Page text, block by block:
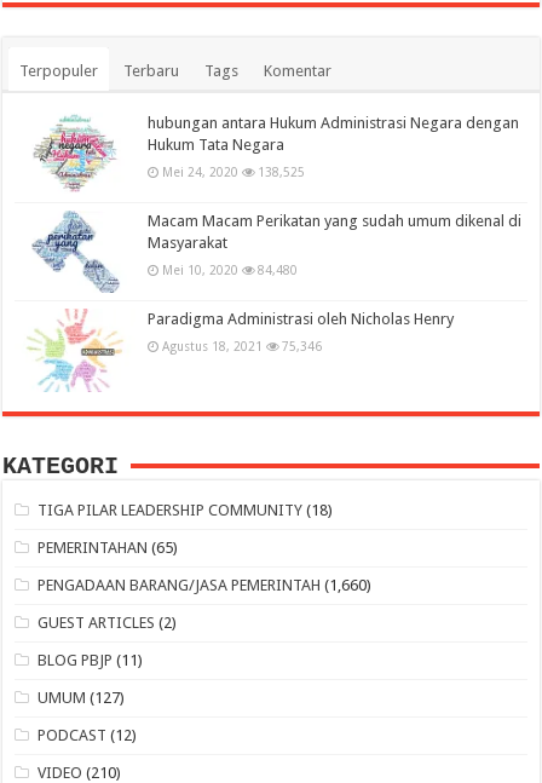
Terpopuler Terbaru Tags Komentar
hubungan antara Hukum Administrasi Negara dengan
Hukum Tata Negara
Mei 24, 2020 138,525
Macam Macam Perikatan yang sudah umum dikenal di
Masyarakat
Mei 10, 2020 84,480
Paradigma Administrasi oleh Nicholas Henry
Agustus 18, 2021 75,346
KATEGORI
TIGA PILAR LEADERSHIP COMMUNITY (18)
PEMERINTAHAN (65)
PENGADAAN BARANG/JASA PEMERINTAH (1,660)
GUEST ARTICLES (2)
BLOG PBJP (11)
UMUM (127)
PODCAST (12)
VIDEO (210)